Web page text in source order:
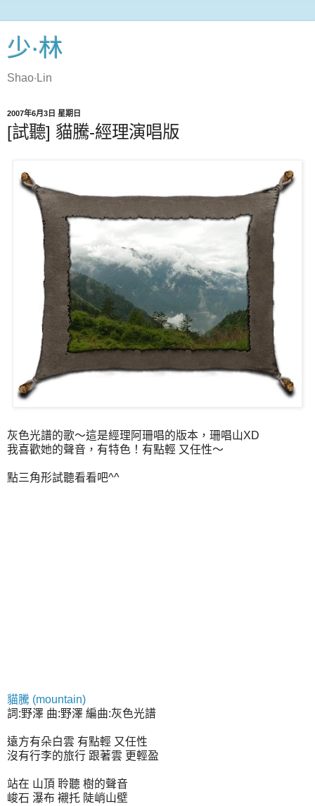
少‧林
Shao‧Lin
2007年6月3日 星期日
[試聽] 貓騰-經理演唱版
灰色光譜的歌～這是經理阿珊唱的版本，珊唱山XD
我喜歡她的聲音，有特色！有點輕 又任性～
點三角形試聽看看吧^^
貓騰 (mountain)
詞:野澤 曲:野澤 編曲:灰色光譜
遠方有朵白雲 有點輕 又任性
沒有行李的旅行 跟著雲 更輕盈
站在 山頂 聆聽 樹的聲音
峻石 瀑布 襯托 陡峭山壁